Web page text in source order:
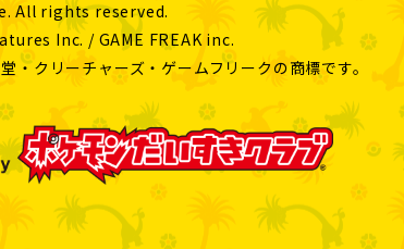
All rights reserved.
Inc. / GAME FREAK inc.
クリーチャーズ・ゲームフリークの商標です。